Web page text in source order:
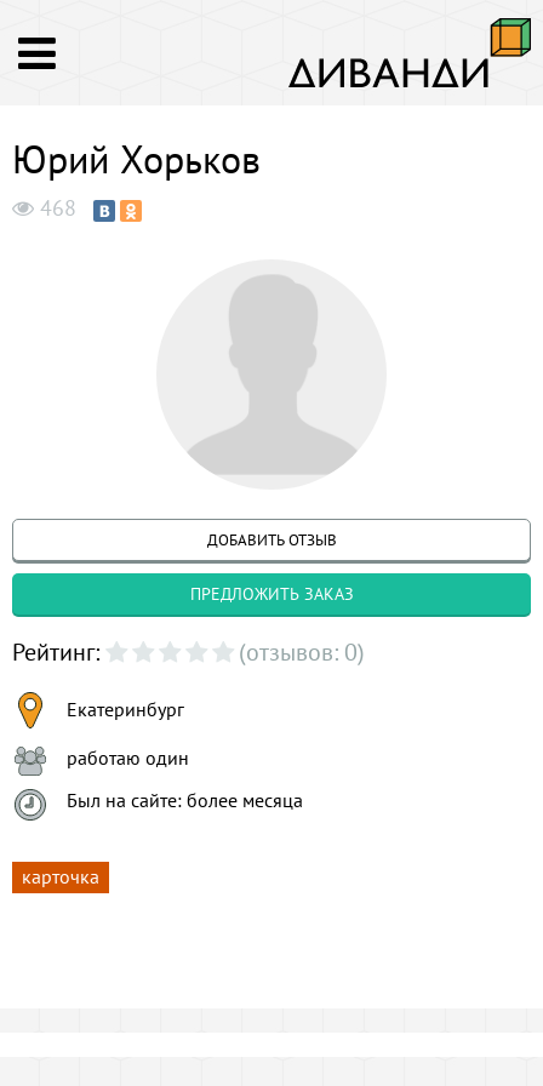
Юрий Хорьков
468
ДОБАВИТЬ ОТЗЫВ
ПРЕДЛОЖИТЬ ЗАКАЗ
Рейтинг: (отзывов: 0)
Екатеринбург
работаю один
Был на сайте: более месяца
карточка